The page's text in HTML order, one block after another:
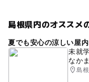
島根県内のオススメ
夏でも安心の涼しい屋
未就
なか
島